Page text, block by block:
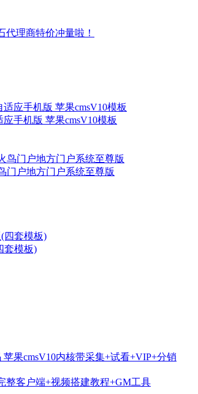
手机版 苹果cmsV10模板
门户地方门户系统至尊版
套模板)
果cmsV10内核带采集+试看+VIP+分销
整客户端+视频搭建教程+GM工具